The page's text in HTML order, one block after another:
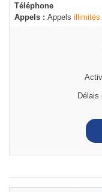
Téléphone
Appels : Appels illimités
Délais